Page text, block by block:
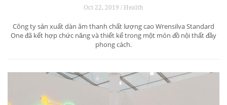
Oct 22, 2019 / Health
Công ty sản xuất dàn âm thanh chất lượng cao Wrensilva Standard
One đã kết hợp chức năng và thiết kế trong một món đồ nội thất đầy
phong cách.